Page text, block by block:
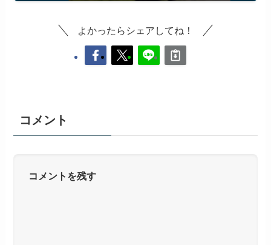
よかったらシェアしてね！
コメント
コメントを残す